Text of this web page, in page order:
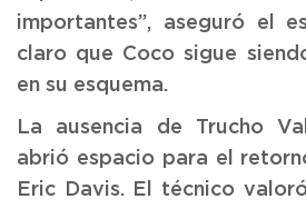
importantes”, aseguró el
claro que Coco sigue
en su esquema.
La ausencia de Trucho
abrió espacio para el
Eric Davis. El técnico